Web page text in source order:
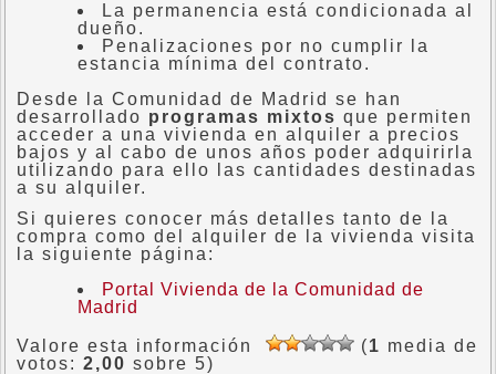
La permanencia está condicionada al
dueño.
Penalizaciones por no cumplir la
estancia mínima del contrato.
Desde la Comunidad de Madrid se han
desarrollado programas mixtos que permiten
acceder a una vivienda en alquiler a precios
bajos y al cabo de unos años poder adquirirla
utilizando para ello las cantidades destinadas
a su alquiler.
Si quieres conocer más detalles tanto de la
compra como del alquiler de la vivienda visita
la siguiente página:
Portal Vivienda de la Comunidad de
Madrid
Valore esta información (1 media de
votos: 2,00 sobre 5)